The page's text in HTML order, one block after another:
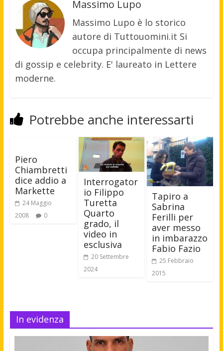
Massimo Lupo
Massimo Lupo è lo storico
autore di Tuttouomini.it Si
occupa principalmente di news
di gossip e celebrity. E' laureato in Lettere
moderne.
Potrebbe anche interessarti
Piero
Chiambretti
dice addio a
Markette
24 Maggio
2008
0
Interrogator
io Filippo
Turetta
Quarto
grado, il
video in
esclusiva
20 Settembre
2024
Tapiro a
Sabrina
Ferilli per
aver messo
in imbarazzo
Fabio Fazio
25 Febbraio
2015
In evidenza